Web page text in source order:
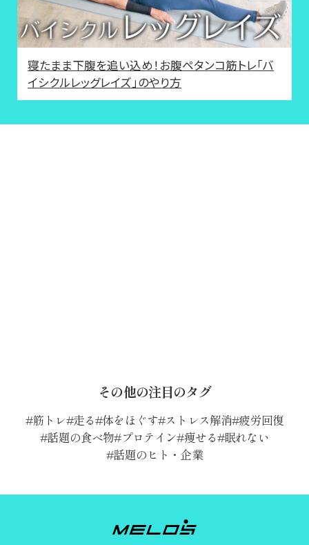
寝たまま下腹を追い込め！お腹ペタンコ筋トレ「バ
イシクルレッグレイズ」のやり方
その他の注目のタグ
筋トレ 走る 体をほぐす ストレス解消 疲労回復
話題の食べ物 プロテイン 痩せる 眠れない
話題のヒト・企業